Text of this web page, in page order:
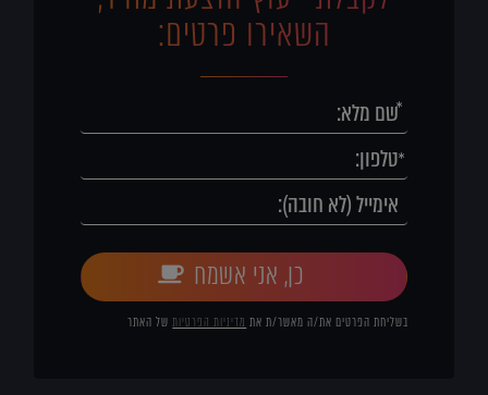
השאירו פרטים:
כן, אני אשמח
בשליחת הפרטים את/ה מאשר/ת את מדיניות הפרטיותשל האתר